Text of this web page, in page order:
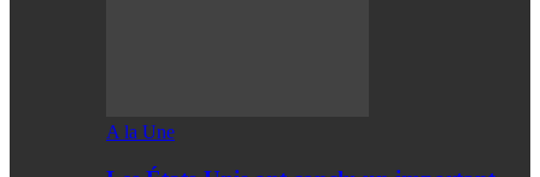
A la Une